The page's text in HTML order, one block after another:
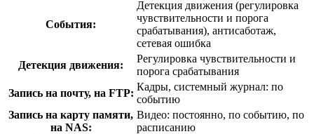
События:
Детекция движения (регулировка
чувствительности и порога
срабатывания), антисаботаж,
сетевая ошибка
Детекция движения:
Регулировка чувствительности и
порога срабатывания
Запись на почту, на FTP:
Кадры, системный журнал: по
событию
Запись на карту памяти,
на NAS:
Видео: постоянно, по событию, по
расписанию